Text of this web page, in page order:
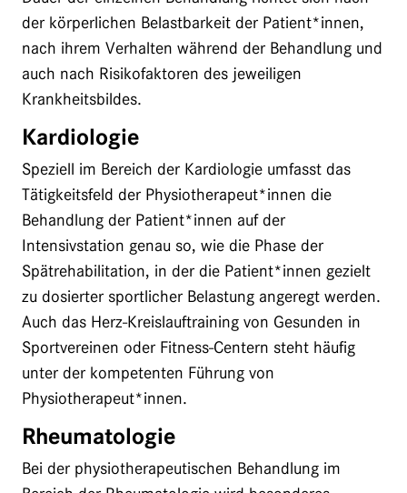
der körperlichen Belastbarkeit der Patient*innen,
nach ihrem Verhalten während der Behandlung und
auch nach Risikofaktoren des jeweiligen
Krankheitsbildes.
Kardiologie
Speziell im Bereich der Kardiologie umfasst das
Tätigkeitsfeld der Physiotherapeut*innen die
Behandlung der Patient*innen auf der
Intensivstation genau so, wie die Phase der
Spätrehabilitation, in der die Patient*innen gezielt
zu dosierter sportlicher Belastung angeregt werden.
Auch das Herz-Kreislauftraining von Gesunden in
Sportvereinen oder Fitness-Centern steht häufig
unter der kompetenten Führung von
Physiotherapeut*innen.
Rheumatologie
Bei der physiotherapeutischen Behandlung im